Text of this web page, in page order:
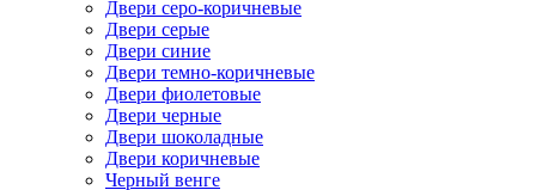
Двери серо-коричневые
Двери серые
Двери синие
Двери темно-коричневые
Двери фиолетовые
Двери черные
Двери шоколадные
Двери коричневые
Черный венге